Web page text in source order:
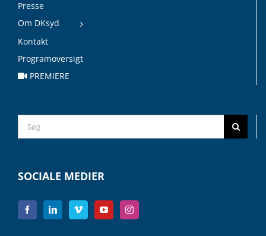
Presse
Om DKsyd
Kontakt
Programoversigt
PREMIERE
Search
for:
SOCIALE MEDIER